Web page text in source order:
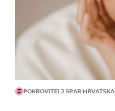
POKROVITELJ SPAR HRVATSKA